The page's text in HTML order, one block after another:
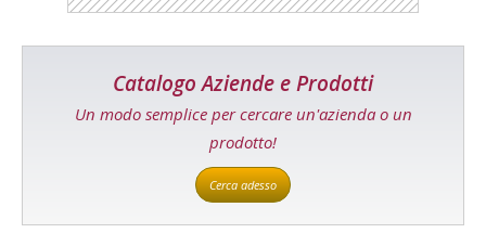
Catalogo Aziende e Prodotti
Un modo semplice per cercare un'azienda o un
prodotto!
Cerca adesso